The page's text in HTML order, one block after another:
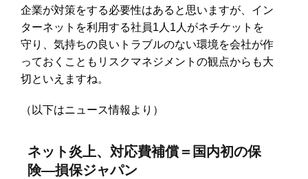
企業が対策をする必要性はあると思いますが、イン
ターネットを利用する社員1人1人がネチケットを
守り、気持ちの良いトラブルのない環境を会社が作
っておくこともリスクマネジメントの観点からも大
切といえますね。
（以下はニュース情報より）
ネット炎上、対応費補償＝国内初の保
険―損保ジャパン